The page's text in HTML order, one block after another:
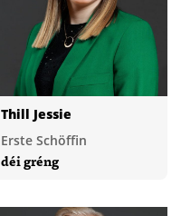
Thill Jessie
Erste Schöffin
déi gréng